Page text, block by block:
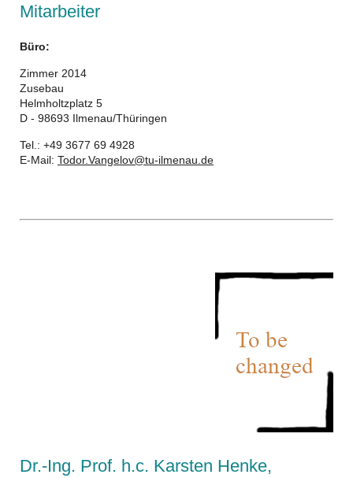
Mitarbeiter
Büro:
Zimmer 2014
Zusebau
Helmholtzplatz 5
D - 98693 Ilmenau/Thüringen
Tel.: +49 3677 69 4928
E-Mail: Todor.Vangelov@tu-ilmenau.de
Dr.-Ing. Prof. h.c. Karsten Henke,